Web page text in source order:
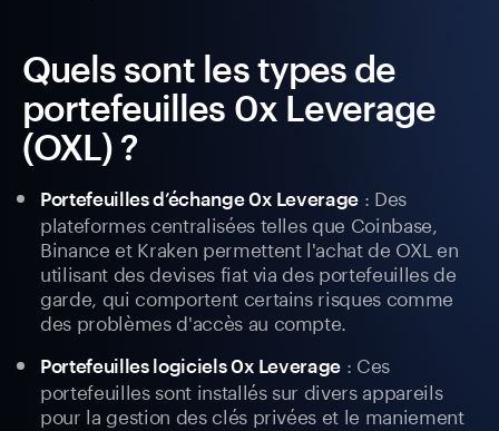
Quels sont les types de
portefeuilles 0x Leverage
(OXL) ?
Portefeuilles d’échange 0x Leverage : Des
plateformes centralisées telles que Coinbase,
Binance et Kraken permettent l'achat de OXL en
utilisant des devises fiat via des portefeuilles de
garde, qui comportent certains risques comme
des problèmes d'accès au compte.
Portefeuilles logiciels 0x Leverage : Ces
portefeuilles sont installés sur divers appareils
pour la gestion des clés privées et le maniement